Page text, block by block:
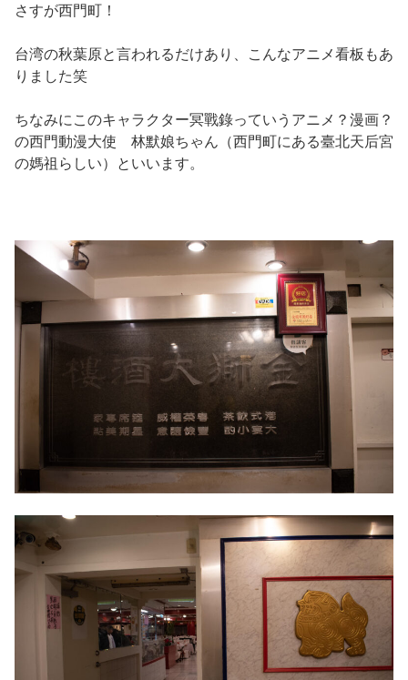
さすが西門町！
台湾の秋葉原と言われるだけあり、こんなアニメ看板もあ
りました笑
ちなみにこのキャラクター冥戰錄っていうアニメ？漫画？
の西門動漫大使 林默娘ちゃん（西門町にある臺北天后宮
の媽祖らしい）といいます。